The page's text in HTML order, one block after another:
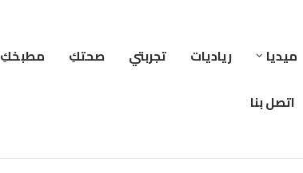
ميديا رياديات تجربتي صحتكِ مطبخكِ
اتصل بنا